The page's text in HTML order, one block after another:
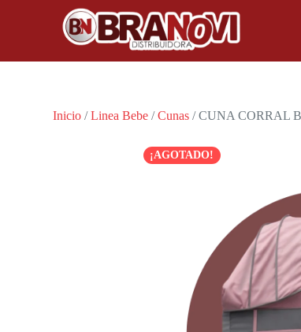
Inicio /Linea Bebe /Cunas / CUNA CORRAL
¡AGOTADO!